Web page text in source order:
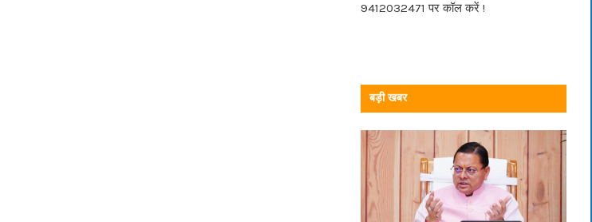
9412032471 पर कॉल करें !
बड़ी खबर